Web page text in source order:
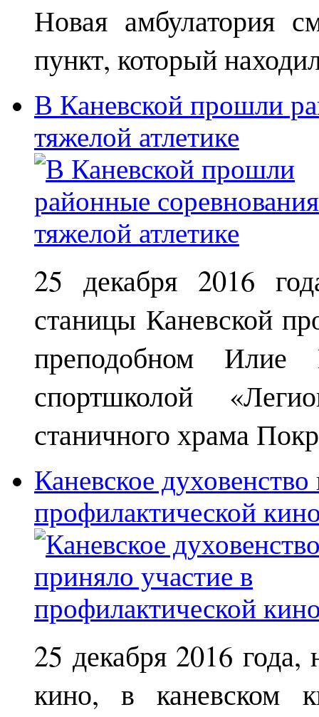
Новая амбулатория
пункт, который
В Каневской прошли
тяжелой атлетике
25 декабря 2016
станицы Каневской
преподобном Илие
спортшколой
станичного храма
Каневское
профилактической
25 декабря 2016
кино, в каневском